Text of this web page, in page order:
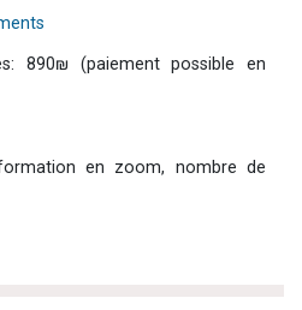
890₪ (paiement possible en
en zoom, nombre de